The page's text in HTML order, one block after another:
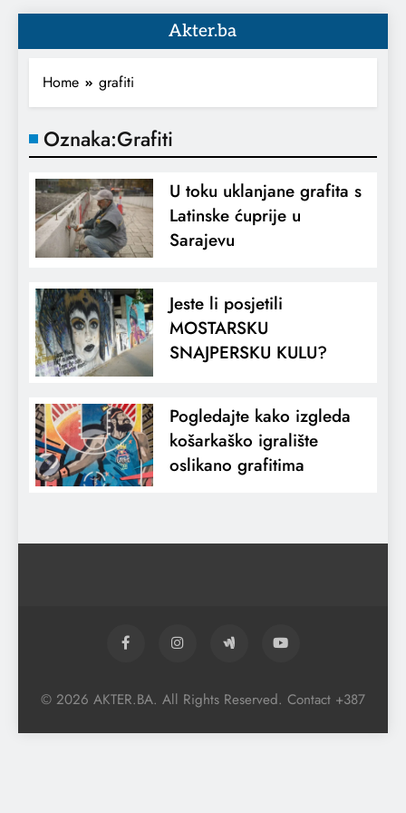
Akter.ba
Home grafiti
Oznaka:Grafiti
U toku uklanjane grafita s
Latinske ćuprije u
Sarajevu
Jeste li posjetili
MOSTARSKU
SNAJPERSKU KULU?
Pogledajte kako izgleda
košarkaško igralište
oslikano grafitima
© 2026 AKTER.BA. All Rights Reserved. Contact +387